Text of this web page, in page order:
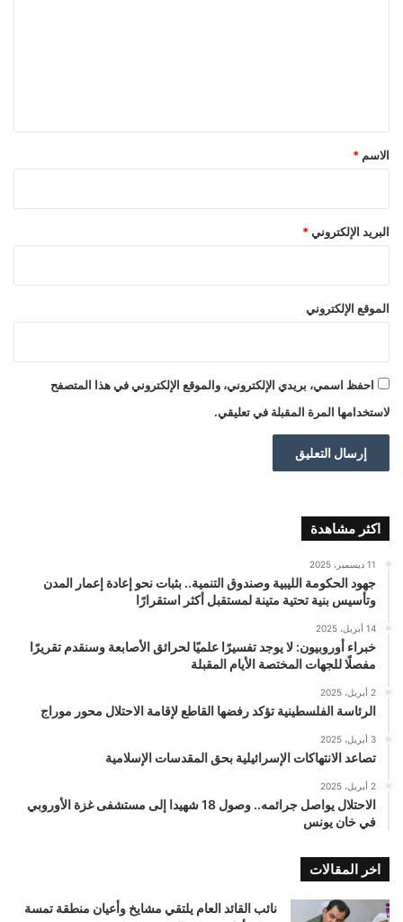
*
الاسم *
البريد الإلكتروني *
الموقع الإلكتروني
احفظ اسمي، بريدي الإلكتروني، والموقع الإلكتروني في هذا المتصفح
لاستخدامها المرة المقبلة في تعليقي.
اكثر مشاهدة
11 ديسمبر، 2025
جهود الحكومة الليبية وصندوق التنمية.. بثبات نحو إعادة إعمار المدن
وتأسيس بنية تحتية متينة لمستقبل أكثر استقرارًا
14 أبريل، 2025
خبراء أوروبيون: لا يوجد تفسيرًا علميًا لحرائق الأصابعة وسنقدم تقريرًا
مفصلًا للجهات المختصة الأيام المقبلة
2 أبريل، 2025
الرئاسة الفلسطينية تؤكد رفضها القاطع لإقامة الاحتلال محور موراج
3 أبريل، 2025
تصاعد الانتهاكات الإسرائيلية بحق المقدسات الإسلامية
2 أبريل، 2025
الاحتلال يواصل جرائمه.. وصول 18 شهيدا إلى مستشفى غزة الأوروبي
في خان يونس
اخر المقالات
نائب القائد العام يلتقي مشايخ وأعيان منطقة تمسة